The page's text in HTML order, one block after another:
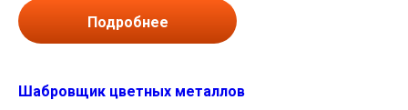
Подробнее
Шабровщик цветных металлов